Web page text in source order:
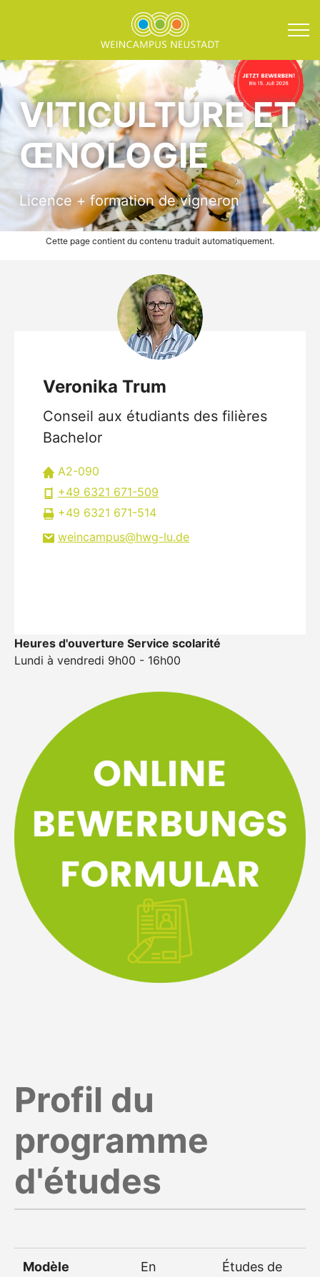
Bachelor en
VITICULTURE ET
ŒNOLOGIE
Licence + formation de vigneron
Cette page contient du contenu traduit automatiquement.
Profil du
programme
d'études
Modèle
En
Études de
Veronika Trum
Conseil aux étudiants des filières
Bachelor
A2-090
+49 6321 671-509
+49 6321 671-514
weincampus
hwg-lu de
Heures d'ouverture Service scolarité
Lundi à vendredi 9h00 - 16h00